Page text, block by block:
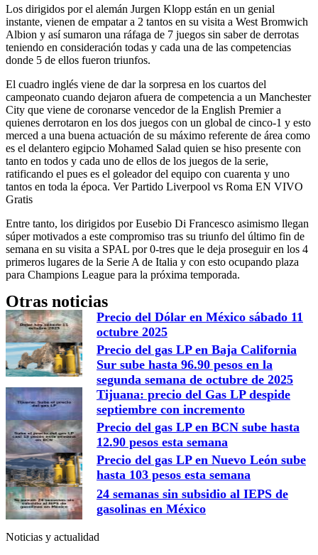
Los dirigidos por el alemán Jurgen Klopp están en un genial
instante, vienen de empatar a 2 tantos en su visita a West Bromwich
Albion y así sumaron una ráfaga de 7 juegos sin saber de derrotas
teniendo en consideración todas y cada una de las competencias
donde 5 de ellos fueron triunfos.
El cuadro inglés viene de dar la sorpresa en los cuartos del
campeonato cuando dejaron afuera de competencia a un Manchester
City que viene de coronarse vencedor de la English Premier a
quienes derrotaron en los dos juegos con un global de cinco-1 y esto
merced a una buena actuación de su máximo referente de área como
es el delantero egipcio Mohamed Salad quien se hiso presente con
tanto en todos y cada uno de ellos de los juegos de la serie,
ratificando el pues es el goleador del equipo con cuarenta y uno
tantos en toda la época. Ver Partido Liverpool vs Roma EN VIVO
Gratis
Entre tanto, los dirigidos por Eusebio Di Francesco asimismo llegan
súper motivados a este compromiso tras su triunfo del último fin de
semana en su visita a SPAL por 0-tres que le deja proseguir en los 4
primeros lugares de la Serie A de Italia y con esto ocupando plaza
para Champions League para la próxima temporada.
Otras noticias
Precio del Dólar en México sábado 11
octubre 2025
Precio del gas LP en Baja California
Sur sube hasta 96.90 pesos en la
segunda semana de octubre de 2025
Tijuana: precio del Gas LP despide
septiembre con incremento
Precio del gas LP en BCN sube hasta
12.90 pesos esta semana
Precio del gas LP en Nuevo León sube
hasta 103 pesos esta semana
24 semanas sin subsidio al IEPS de
gasolinas en México
Noticias y actualidad